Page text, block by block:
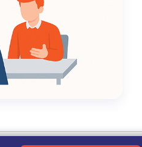
Privasi|Tentang Kami|